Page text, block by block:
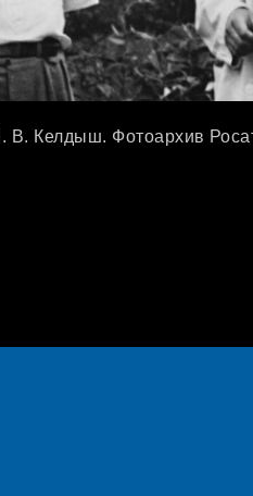
В. Келдыш. Фотоархив